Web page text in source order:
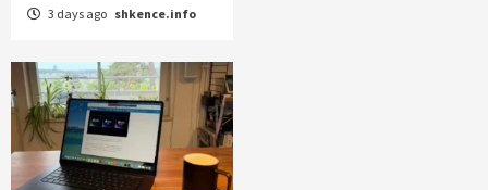
3 days ago shkence.info